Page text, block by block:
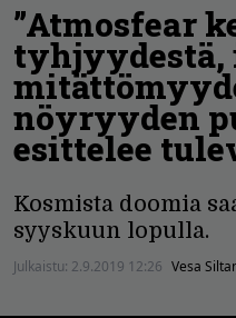
”Atmosfear
tyhjyydestä,
nöyryyden
esittelee
Kosmista doomia
syyskuun lopulla.
Julkaistu: 2.9.2019 12:26 Vesa